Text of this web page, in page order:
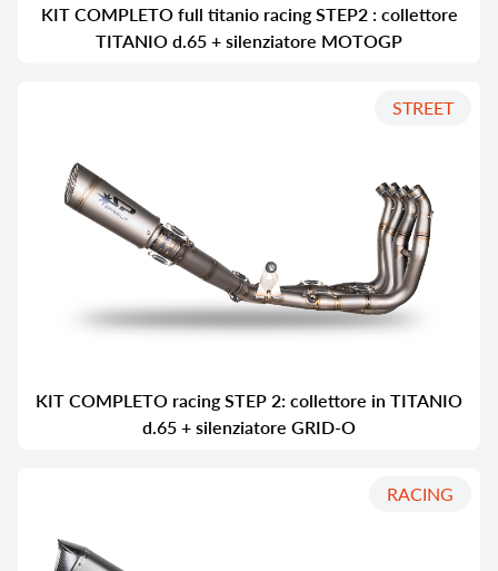
KIT COMPLETO full titanio racing STEP2 : collettore
TITANIO d.65 + silenziatore MOTOGP
STREET
KIT COMPLETO racing STEP 2: collettore in TITANIO
d.65 + silenziatore GRID-O
RACING